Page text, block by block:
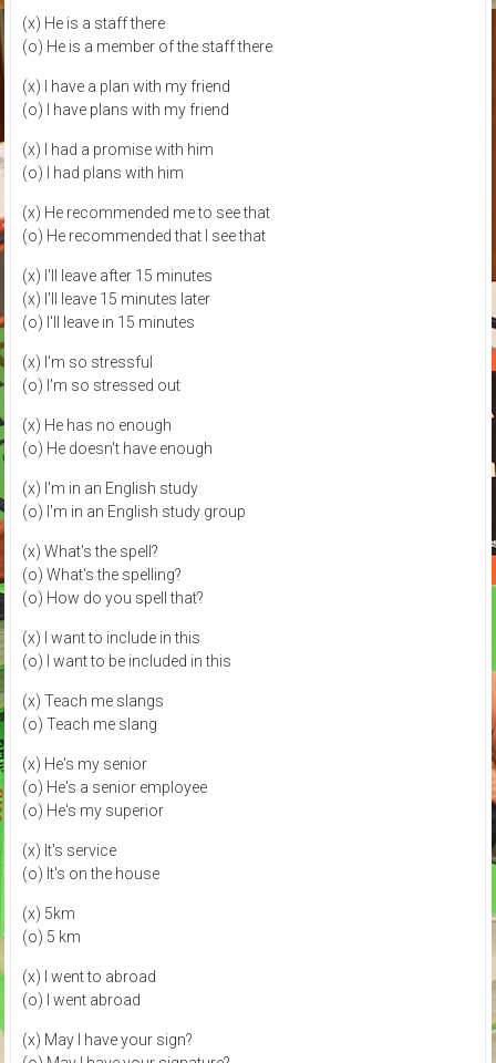
(x) He is a staff there
(o) He is a member of the staff there
(x) I have a plan with my friend
(o) I have plans with my friend
(x) I had a promise with him
(o) I had plans with him
(x) He recommended me to see that
(o) He recommended that I see that
(x) I'll leave after 15 minutes
(x) I'll leave 15 minutes later
(o) I'll leave in 15 minutes
(x) I'm so stressful
(o) I'm so stressed out
(x) He has no enough
(o) He doesn't have enough
(x) I'm in an English study
(o) I'm in an English study group
(x) What's the spell?
(o) What's the spelling?
(o) How do you spell that?
(x) I want to include in this
(o) I want to be included in this
(x) Teach me slangs
(o) Teach me slang
(x) He's my senior
(o) He's a senior employee
(o) He's my superior
(x) It's service
(o) It's on the house
(x) 5km
(o) 5 km
(x) I went to abroad
(o) I went abroad
(x) May I have your sign?